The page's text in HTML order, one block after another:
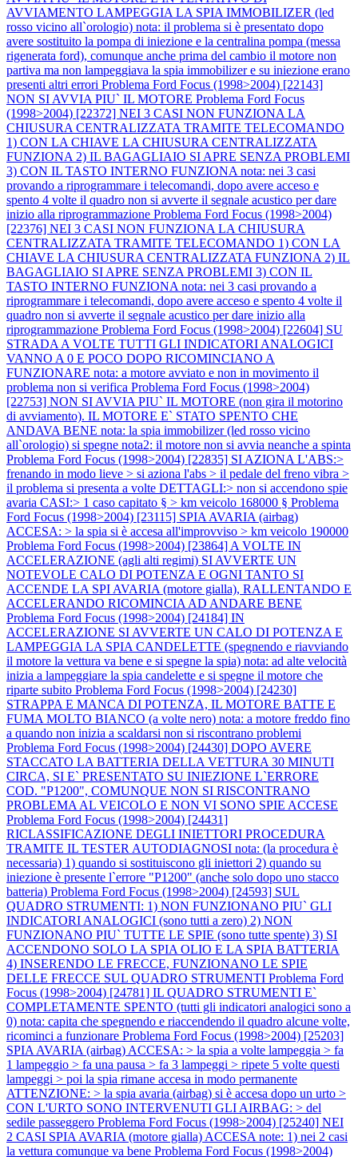
AVVIAMENTO LAMPEGGIA LA SPIA IMMOBILIZER (led
rosso vicino all`orologio) nota: il problema si è presentato dopo
avere sostituito la pompa di iniezione e la centralina pompa (messa
rigenerata ford), comunque anche prima del cambio il motore non
partiva ma non lampeggiava la spia immobilizer e su iniezione erano
presenti altri errori Problema Ford Focus (1998>2004) [22143]
NON SI AVVIA PIU` IL MOTORE Problema Ford Focus
(1998>2004) [22372] NEI 3 CASI NON FUNZIONA LA
CHIUSURA CENTRALIZZATA TRAMITE TELECOMANDO
1) CON LA CHIAVE LA CHIUSURA CENTRALIZZATA
FUNZIONA 2) IL BAGAGLIAIO SI APRE SENZA PROBLEMI
3) CON IL TASTO INTERNO FUNZIONA nota: nei 3 casi
provando a riprogrammare i telecomandi, dopo avere acceso e
spento 4 volte il quadro non si avverte il segnale acustico per dare
inizio alla riprogrammazione Problema Ford Focus (1998>2004)
[22376] NEI 3 CASI NON FUNZIONA LA CHIUSURA
CENTRALIZZATA TRAMITE TELECOMANDO 1) CON LA
CHIAVE LA CHIUSURA CENTRALIZZATA FUNZIONA 2) IL
BAGAGLIAIO SI APRE SENZA PROBLEMI 3) CON IL
TASTO INTERNO FUNZIONA nota: nei 3 casi provando a
riprogrammare i telecomandi, dopo avere acceso e spento 4 volte il
quadro non si avverte il segnale acustico per dare inizio alla
riprogrammazione Problema Ford Focus (1998>2004) [22604] SU
STRADA A VOLTE TUTTI GLI INDICATORI ANALOGICI
VANNO A 0 E POCO DOPO RICOMINCIANO A
FUNZIONARE nota: a motore avviato e non in movimento il
problema non si verifica Problema Ford Focus (1998>2004)
[22753] NON SI AVVIA PIU` IL MOTORE (non gira il motorino
di avviamento). IL MOTORE E` STATO SPENTO CHE
ANDAVA BENE nota: la spia immobilizer (led rosso vicino
all`orologio) si spegne nota2: il motore non si avvia neanche a spinta
Problema Ford Focus (1998>2004) [22835] SI AZIONA L'ABS:>
frenando in modo lieve > si aziona l'abs > il pedale del freno vibra >
il problema si presenta a volte DETTAGLI:> non si accendono spie
avaria CASI:> 1 caso capitato § > km veicolo 168000 § Problema
Ford Focus (1998>2004) [23115] SPIA AVARIA (airbag)
ACCESA: > la spia si è accesa all'improvviso > km veicolo 190000
Problema Ford Focus (1998>2004) [23864] A VOLTE IN
ACCELERAZIONE (agli alti regimi) SI AVVERTE UN
NOTEVOLE CALO DI POTENZA E OGNI TANTO SI
ACCENDE LA SPI AVARIA (motore gialla), RALLENTANDO E
ACCELERANDO RICOMINCIA AD ANDARE BENE
Problema Ford Focus (1998>2004) [24184] IN
ACCELERAZIONE SI AVVERTE UN CALO DI POTENZA E
LAMPEGGIA LA SPIA CANDELETTE (spegnendo e riavviando
il motore la vettura va bene e si spegne la spia) nota: ad alte velocità
inizia a lampeggiare la spia candelette e si spegne il motore che
riparte subito Problema Ford Focus (1998>2004) [24230]
STRAPPA E MANCA DI POTENZA, IL MOTORE BATTE E
FUMA MOLTO BIANCO (a volte nero) nota: a motore freddo fino
a quando non inizia a scaldarsi non si riscontrano problemi
Problema Ford Focus (1998>2004) [24430] DOPO AVERE
STACCATO LA BATTERIA DELLA VETTURA 30 MINUTI
CIRCA, SI E` PRESENTATO SU INIEZIONE L`ERRORE
COD. "P1200", COMUNQUE NON SI RISCONTRANO
PROBLEMA AL VEICOLO E NON VI SONO SPIE ACCESE
Problema Ford Focus (1998>2004) [24431]
RICLASSIFICAZIONE DEGLI INIETTORI PROCEDURA
TRAMITE IL TESTER AUTODIAGNOSI nota: (la procedura è
necessaria) 1) quando si sostituiscono gli iniettori 2) quando su
iniezione è presente l`errore "P1200" (anche solo dopo uno stacco
batteria) Problema Ford Focus (1998>2004) [24593] SUL
QUADRO STRUMENTI: 1) NON FUNZIONANO PIU` GLI
INDICATORI ANALOGICI (sono tutti a zero) 2) NON
FUNZIONANO PIU` TUTTE LE SPIE (sono tutte spente) 3) SI
ACCENDONO SOLO LA SPIA OLIO E LA SPIA BATTERIA
4) INSERENDO LE FRECCE, FUNZIONANO LE SPIE
DELLE FRECCE SUL QUADRO STRUMENTI Problema Ford
Focus (1998>2004) [24781] IL QUADRO STRUMENTI E`
COMPLETAMENTE SPENTO (tutti gli indicatori analogici sono a
0) nota: capita che spegnendo e riaccendendo il quadro alcune volte,
ricominci a funzionare Problema Ford Focus (1998>2004) [25203]
SPIA AVARIA (airbag) ACCESA: > la spia a volte lampeggia > fa
1 lampeggio > fa una pausa > fa 3 lampeggi > ripete 5 volte questi
lampeggi > poi la spia rimane accesa in modo permanente
ATTENZIONE: > la spia avaria (airbag) si è accesa dopo un urto >
CON L'URTO SONO INTERVENUTI GLI AIRBAG: > del
sedile passeggero Problema Ford Focus (1998>2004) [25240] NEI
2 CASI SPIA AVARIA (motore gialla) ACCESA note: 1) nei 2 casi
la vettura comunque va bene Problema Ford Focus (1998>2004)